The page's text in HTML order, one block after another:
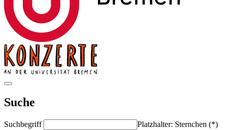
Suche
Suchbegriff
Platzhalter: Sternchen (*)